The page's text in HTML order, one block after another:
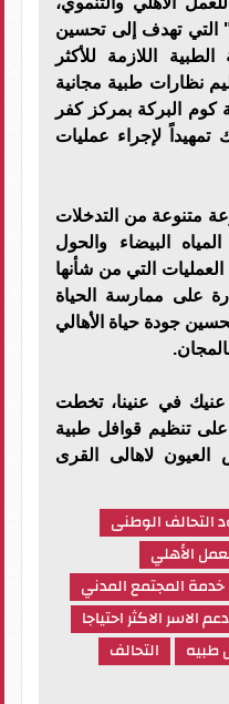
التي تهدف إلى تحسين
اللازمة للأكثر
نظارات طبية مجانية
كوم البركة بمركز كفر
تمهيداً لإجراء عمليات
متنوعة من التدخلات
البيضاء والحول
التي من شأنها
على ممارسة الحياة
جودة حياة الأهالي
عنيك في عنينا، تخطت
تنظيم قوافل طبية
لاهالى القرى
التحالف الوطنى
الأهلي
خدمة المجتمع المدني
دعم الاسر الاكثر احتياجا
طبيه التحالف